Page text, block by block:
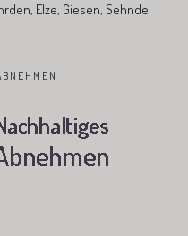
Elze, Giesen, Sehnde